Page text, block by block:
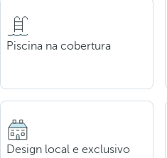
Piscina na cobertura
Design local e exclusivo